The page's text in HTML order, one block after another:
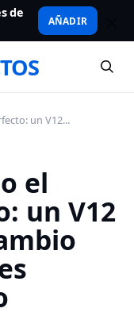
de
AÑADIR
un V12...
el
un V12